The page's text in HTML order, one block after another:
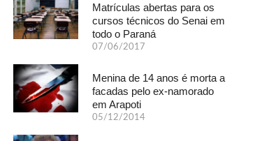
Matrículas abertas para os
cursos técnicos do Senai em
todo o Paraná
07/06/2017
Menina de 14 anos é morta a
facadas pelo ex-namorado
em Arapoti
05/12/2014